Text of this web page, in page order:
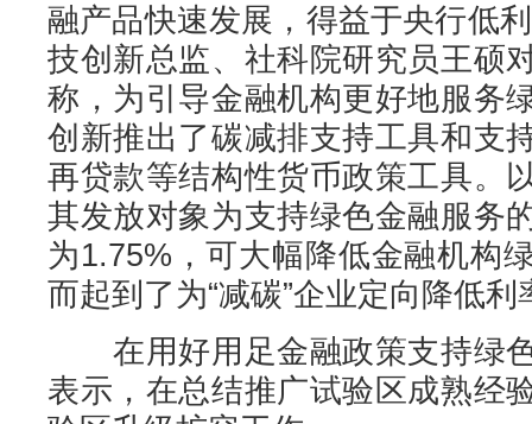
融产品快速发展，得益于央行低
技创新总监、社科院研究员王硕
称，为引导金融机构更好地服务
创新推出了碳减排支持工具和支
再贷款等结构性货币政策工具。
其发放对象为支持绿色金融服务
为1.75%，可大幅降低金融机构
而起到了为“减碳”企业定向降低
在用好用足金融政策支持绿
表示，在总结推广试验区成熟经